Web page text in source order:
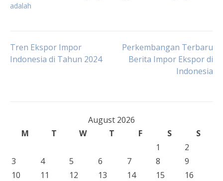
adalah
Post
Tren Ekspor Impor
Indonesia di Tahun 2024
Perkembangan Terbaru
Berita Impor Ekspor di
Indonesia
August 2026
M
T W T F S
S
1
2
3
4 5 6 7 8
9
10
11 12 13 14 15
16